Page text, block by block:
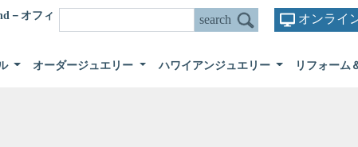
－オフィ
オンライ
オーダージュエリー ハワイアンジュエリー リフォーム